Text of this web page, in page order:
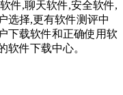
件,聊天软件,安全软件,
选择,更有软件测评中
下载软件和正确使用软
软件下载中心。